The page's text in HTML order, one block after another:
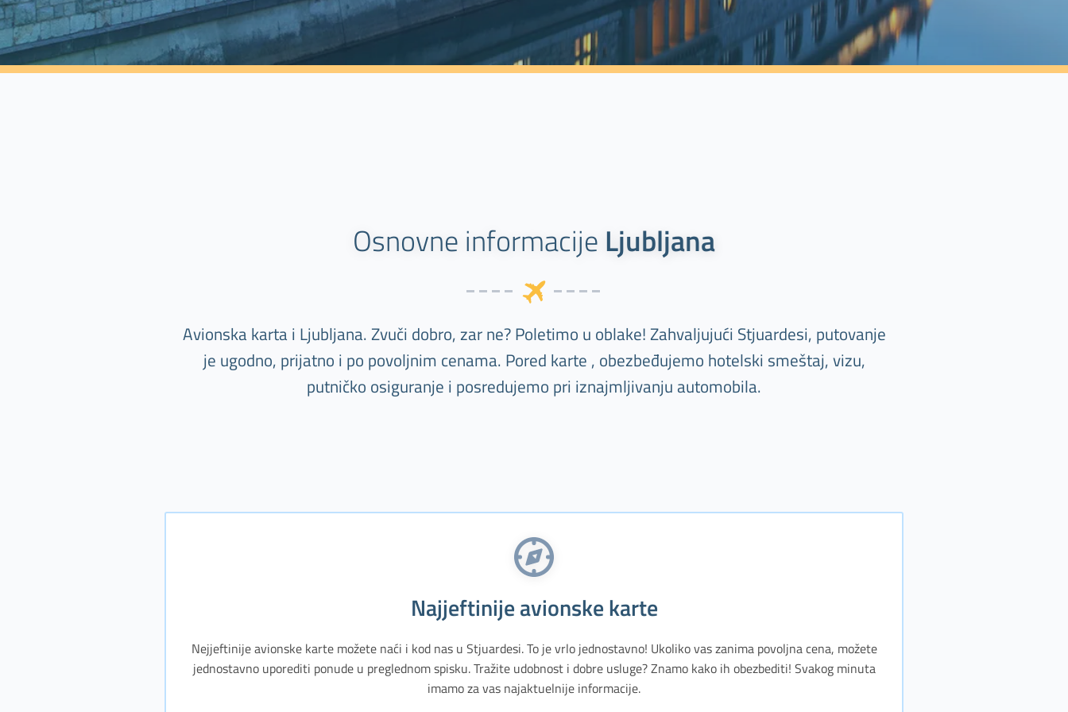
Osnovne informacije Ljubljana
Avionska karta i Ljubljana. Zvuči dobro, zar ne? Poletimo u oblake! Zahvaljujući Stjuardesi, putovanje
je ugodno, prijatno i po povoljnim cenama. Pored karte , obezbeđujemo hotelski smeštaj, vizu,
putničko osiguranje i posredujemo pri iznajmljivanju automobila.
Najjeftinije avionske karte
Nejjeftinije avionske karte možete naći i kod nas u Stjuardesi. To je vrlo jednostavno! Ukoliko vas zanima povoljna cena, možete
jednostavno uporediti ponude u preglednom spisku. Tražite udobnost i dobre usluge? Znamo kako ih obezbediti! Svakog minuta
imamo za vas najaktuelnije informacije.